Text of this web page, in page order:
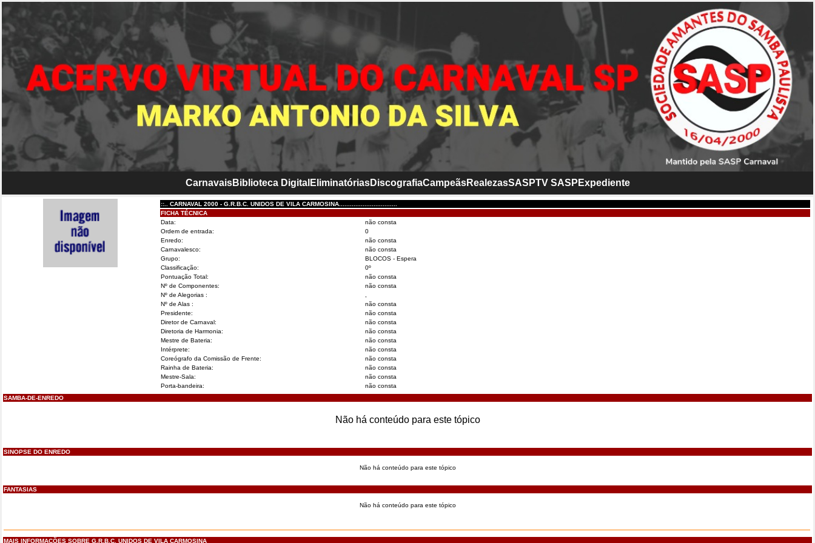
CarnavaisBiblioteca Digital EliminatóriasDiscografiaCampeãsRealezasSASPTV SASP Expediente
::.. CARNAVAL 2000 - G.R.B.C. UNIDOS DE VILA CARMOSINA................................
FICHA TÉCNICA
Data:
não consta
Ordem de entrada:
0
Enredo:
não consta
Carnavalesco:
não consta
Grupo:
BLOCOS - Espera
Classificação:
0º
Pontuação Total:
não consta
Nº de Componentes:
não consta
Nº de Alegorias :
Nº de Alas :
não consta
Presidente:
não consta
Diretor de Carnaval:
não consta
Diretoria de Harmonia:
não consta
Mestre de Bateria:
não consta
Intérprete:
não consta
Coreógrafo da Comissão de Frente:
não consta
Rainha de Bateria:
não consta
Mestre-Sala:
não consta
Porta-bandeira:
não consta
SAMBA-DE-ENREDO
Não há conteúdo para este tópico
SINOPSE DO ENREDO
Não há conteúdo para este tópico
FANTASIAS
Não há conteúdo para este tópico
MAIS INFORMAÇÕES SOBRE G.R.B.C. UNIDOS DE VILA CARMOSINA